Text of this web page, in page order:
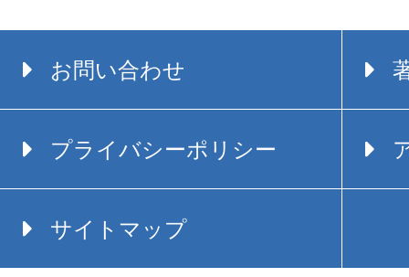
お問い合わせ
プライバシーポリシー
サイトマップ